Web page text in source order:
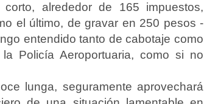
alrededor de 165 impuestos,
el último, de gravar en 250 pesos -
entendido tanto de cabotaje como
Policía Aeroportuaria, como si no
lunga, seguramente aprovechará